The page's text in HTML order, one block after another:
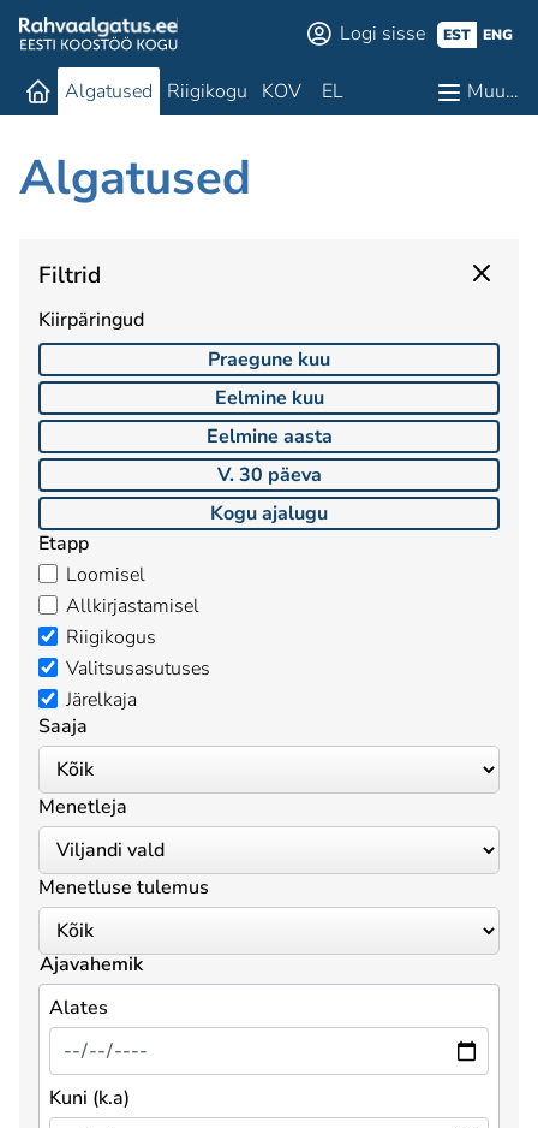
Logi sisse EST ENG
Algatused Riigikogu KOV EL Muu…
Algatused
Filtrid
Kiirpäringud
Praegune kuu
Eelmine kuu
Eelmine aasta
V. 30 päeva
Kogu ajalugu
Etapp
Loomisel
Allkirjastamisel
Riigikogus
Valitsusasutuses
Järelkaja
Saaja
Menetleja
Menetluse tulemus
Ajavahemik
Alates
Kuni (k.a)